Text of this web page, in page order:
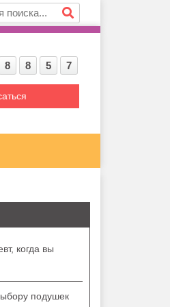
8 8 5 7
когда вы
подушек